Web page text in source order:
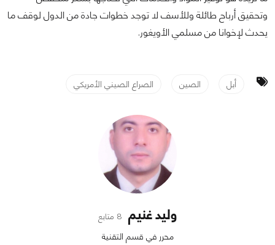
وتحقيق أرباح طائلة وللأسف لا توجد خطوات جادة من الدول لوقف ما
يحدث لإخوانا من مسلمي الأويغور.
أبل الصين الصراع الصيني الأمريكي
وليد غنيم 8 متابع
محرر في قسم التقنية